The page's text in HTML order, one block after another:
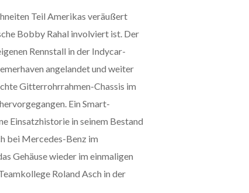
Teil Amerikas veräußert
Bobby Rahal involviert ist. Der
Rennstall in der Indycar-
angelandet und weiter
Gitterrohrrahmen-Chassis im
Ein Smart-
Einsatzhistorie in seinem Bestand
bei Mercedes-Benz im
Gehäuse wieder im einmaligen
Roland Asch in der